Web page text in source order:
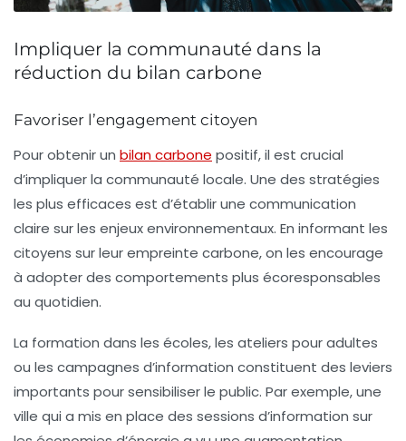
Impliquer la communauté dans la
réduction du bilan carbone
Favoriser l’engagement citoyen
Pour obtenir un bilan carbone positif, il est crucial
d’impliquer la communauté locale. Une des stratégies
les plus efficaces est d’établir une communication
claire sur les enjeux environnementaux. En informant les
citoyens sur leur empreinte carbone, on les encourage
à adopter des comportements plus écoresponsables
au quotidien.
La formation dans les écoles, les ateliers pour adultes
ou les campagnes d’information constituent des leviers
importants pour sensibiliser le public. Par exemple, une
ville qui a mis en place des sessions d’information sur